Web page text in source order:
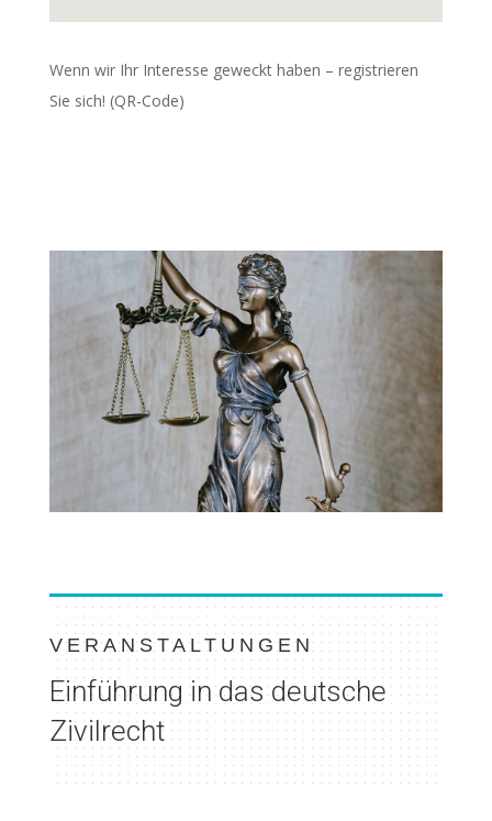
Wenn wir Ihr Interesse geweckt haben – registrieren
Sie sich! (QR-Code)
VERANSTALTUNGEN
Einführung in das deutsche
Zivilrecht